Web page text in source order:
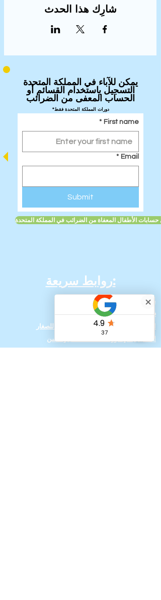
شارِك هذا الحدث
يمكن للآباء في المملكة المتحدة
التسجيل باستخدام القسائم أو
الحساب المعفى من الضرائب
*دورات المملكة المتحدة فقط
First name
*
Email
*
Submit
حسابات الأطفال المعفاة من الضرائب في المملكة المتحدة
روابط سريعة:
بيت
فريقنا
التسجيل في دورات العطلات الصيفية للصغار
التسجيل في دورات العطلات لكبار السن